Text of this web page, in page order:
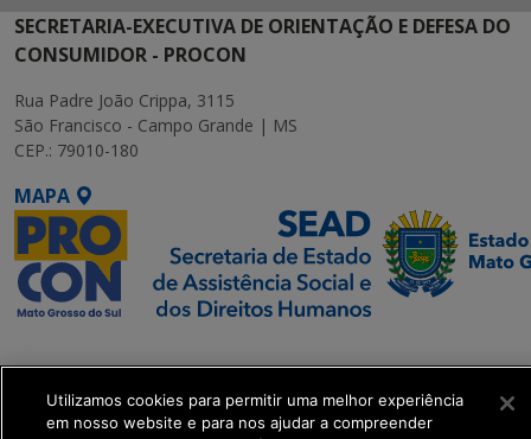
SECRETARIA-EXECUTIVA DE ORIENTAÇÃO E DEFESA DO
CONSUMIDOR - PROCON
Rua Padre João Crippa, 3115
São Francisco - Campo Grande | MS
CEP.: 79010-180
MAPA
Executiva de
Transformação Digital
Utilizamos cookies para permitir uma melhor experiência
em nosso website e para nos ajudar a compreender